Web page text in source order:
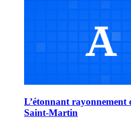
L’étonnant rayonnement
Saint-Martin